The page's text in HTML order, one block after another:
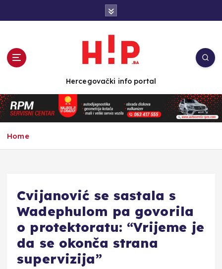
n
t
e
Hercegovački info portal
Home
Cvijanović se sastala s
Wadephulom pa govorila
o protektoratu: “Vrijeme je
da se okonča strana
supervizija”